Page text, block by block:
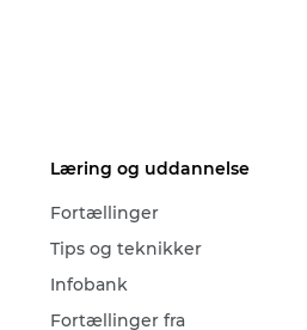
Læring og uddannelse
Fortællinger
Tips og teknikker
Infobank
Fortællinger fra